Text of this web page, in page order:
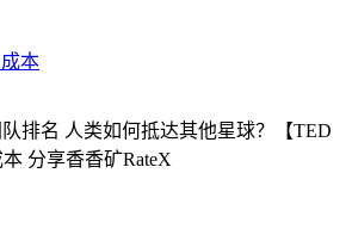
本
排名 人类如何抵达其他星球？【TED
分享香香矿RateX